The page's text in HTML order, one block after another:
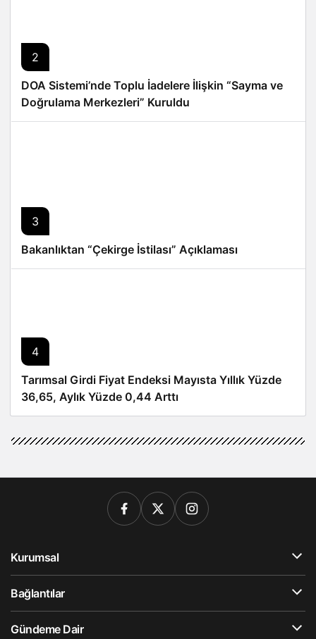
2
DOA Sistemi’nde Toplu İadelere İlişkin “Sayma ve
Doğrulama Merkezleri” Kuruldu
3
Bakanlıktan “Çekirge İstilası” Açıklaması
4
Tarımsal Girdi Fiyat Endeksi Mayısta Yıllık Yüzde
36,65, Aylık Yüzde 0,44 Arttı
Kurumsal
Bağlantılar
Gündeme Dair